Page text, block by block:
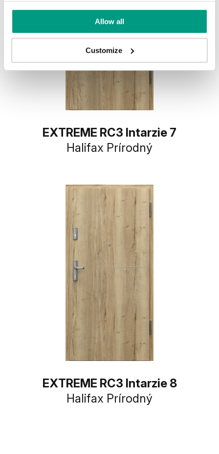
Allow all
Customize
EXTREME RC3 Intarzie 7
Halifax Prírodný
EXTREME RC3 Intarzie 8
Halifax Prírodný